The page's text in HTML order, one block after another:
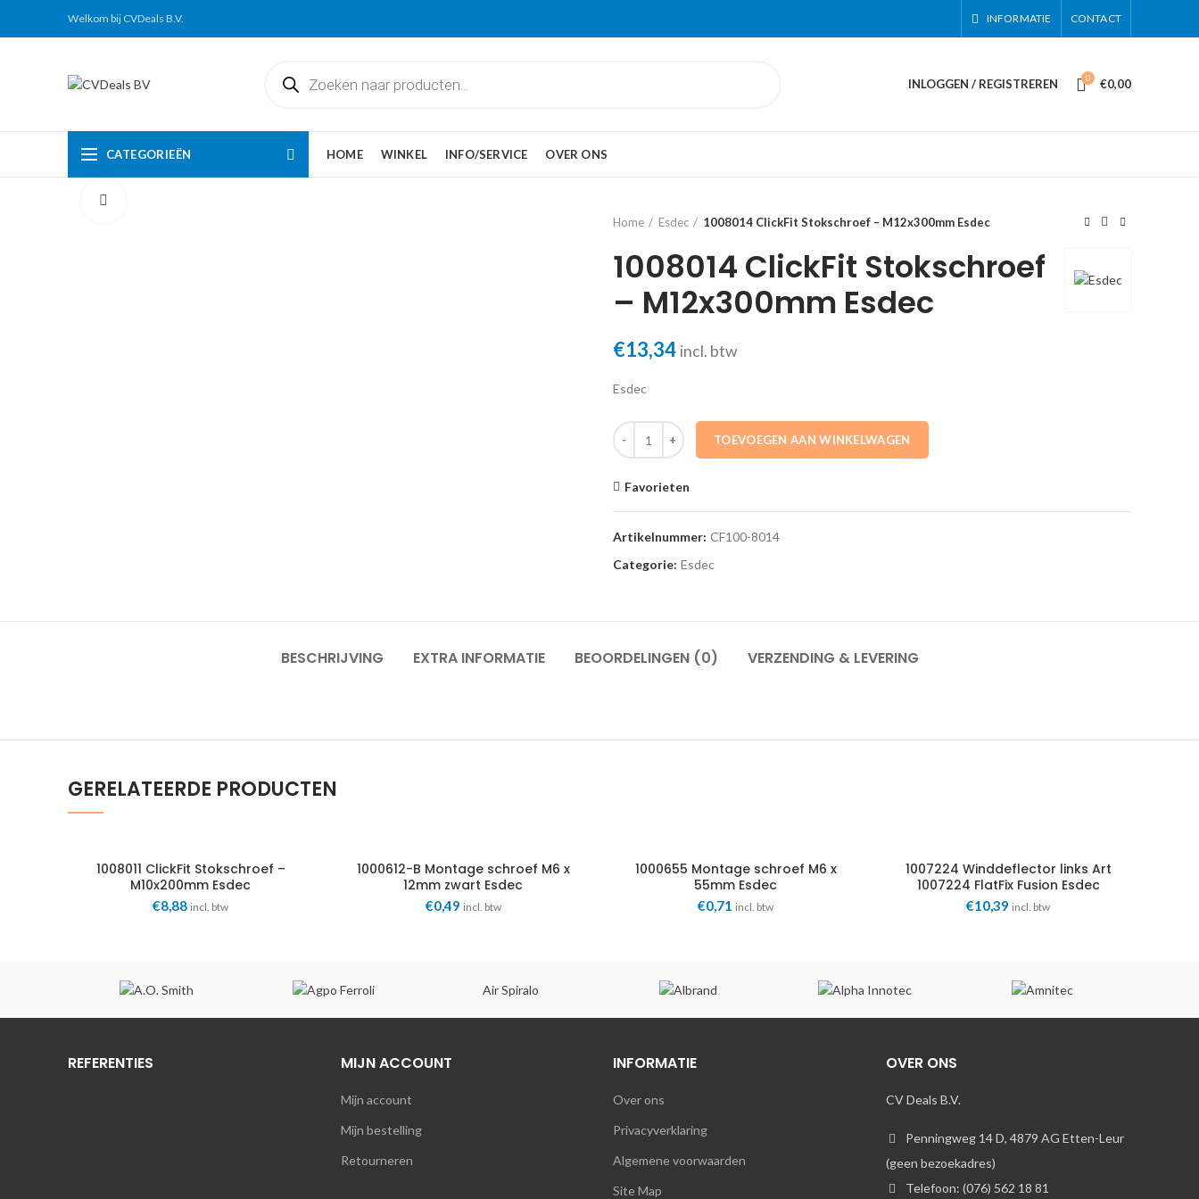
Welkom bij CVDeals B.V. INFORMATIE CONTACT
zoeken
INLOGGEN / REGISTREREN 0 €0,00
CATEGORIEËN HOME WINKEL INFO/SERVICE OVER ONS
Home
Esdec 1008014 ClickFit Stokschroef – M12x300mm Esdec
1008014 ClickFit Stokschroef
– M12x300mm Esdec
€13,34 incl. btw
Esdec
1008014 ClickFit Stokschroef - M12x300mm Esdec aantal
TOEVOEGEN AAN WINKELWAGEN
Favorieten
Artikelnummer: CF100-8014
Categorie: Esdec
BESCHRIJVING EXTRA INFORMATIE BEOORDELINGEN (0) VERZENDING & LEVERING
GERELATEERDE PRODUCTEN
1008011 ClickFit Stokschroef –
M10x200mm Esdec
€8,88 incl. btw
1000612-B Montage schroef M6 x
12mm zwart Esdec
€0,49 incl. btw
1000655 Montage schroef M6 x
55mm Esdec
€0,71 incl. btw
1007224 Winddeflector links Art
1007224 FlatFix Fusion Esdec
€10,39 incl. btw
Air Spiralo
REFERENTIES MIJN ACCOUNT
Mijn account
Mijn bestelling
Retourneren
INFORMATIE
Over ons
Privacyverklaring
Algemene voorwaarden
Site Map
OVER ONS
CV Deals B.V.
Penningweg 14 D, 4879 AG Etten-Leur
(geen bezoekadres)
Telefoon: (076) 562 18 81